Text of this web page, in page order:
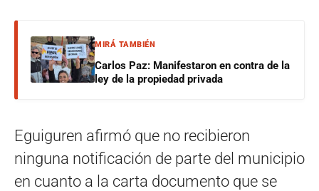
MIRÁ TAMBIÉN
Carlos Paz: Manifestaron en contra de la
ley de la propiedad privada
Eguiguren afirmó que no recibieron
ninguna notificación de parte del municipio
en cuanto a la carta documento que se